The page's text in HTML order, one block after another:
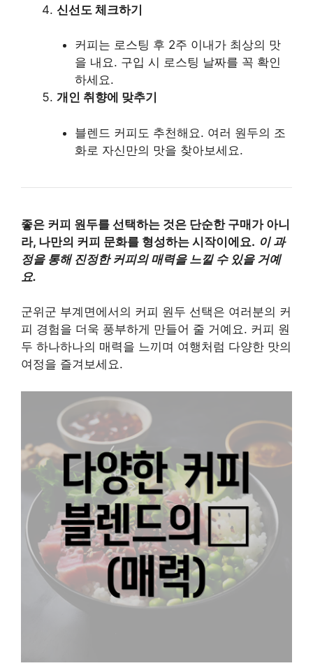
신선도 체크하기
커피는 로스팅 후 2주 이내가 최상의 맛
을 내요. 구입 시 로스팅 날짜를 꼭 확인
하세요.
개인 취향에 맞추기
블렌드 커피도 추천해요. 여러 원두의 조
화로 자신만의 맛을 찾아보세요.
좋은 커피 원두를 선택하는 것은 단순한 구매가 아니
라, 나만의 커피 문화를 형성하는 시작이에요. 이 과
정을 통해 진정한 커피의 매력을 느낄 수 있을 거예
요.
군위군 부계면에서의 커피 원두 선택은 여러분의 커
피 경험을 더욱 풍부하게 만들어 줄 거예요. 커피 원
두 하나하나의 매력을 느끼며 여행처럼 다양한 맛의
여정을 즐겨보세요.